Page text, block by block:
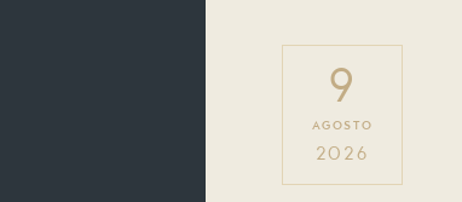
9
AGOSTO
2026